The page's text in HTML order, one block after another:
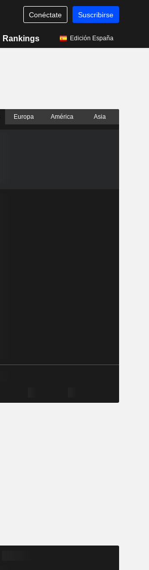
Conéctate Suscribirse
Rankings Edición España
Europa América Asia